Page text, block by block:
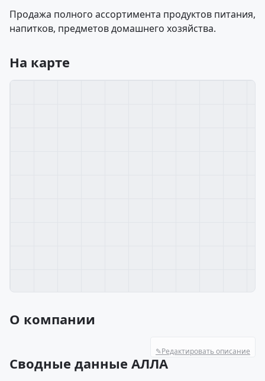
Продажа полного ассортимента продуктов питания,
напитков, предметов домашнего хозяйства.
На карте
О компании
✎Редактировать описание
Сводные данные АЛЛА